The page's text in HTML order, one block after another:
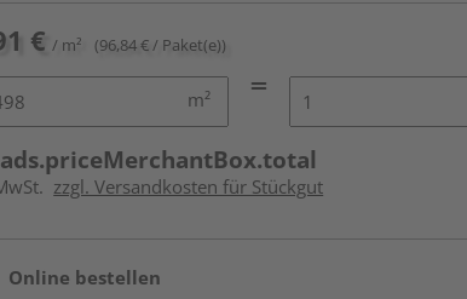
€ / m² (96,84 € / Paket(e))
m²
zzgl. Versandkosten für Stückgut
Online bestellen